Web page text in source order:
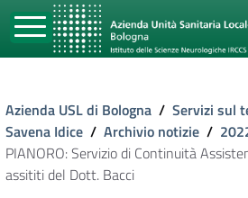
Azienda USL di Bologna / Servizi sul
Savena Idice / Archivio notizie /
PIANORO: Servizio di Continuità
assititi del Dott. Bacci